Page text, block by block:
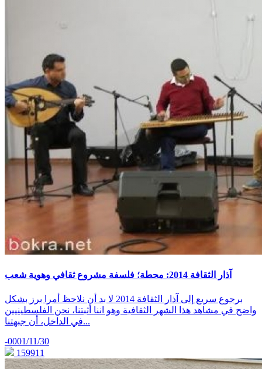
آذار الثقافة 2014: محطة؛ فلسفة مشروع ثقافي وهوية شعب
برجوع سريع إلى آذار الثقافة 2014 لا بد أن نلاحظ أمرا برز بشكل
واضح في مشاهد هذا الشهر الثقافية وهو اننا أثبتنا، نحن الفلسطينيين
في الداخل، أن جبهتنا...
-0001/11/30
159911